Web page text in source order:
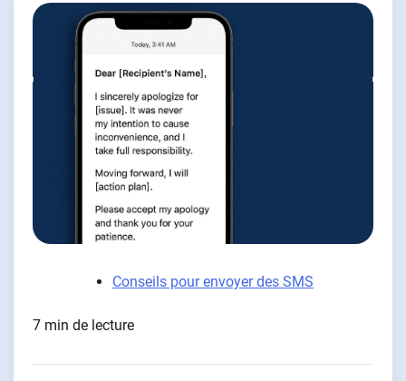
Conseils pour envoyer des SMS
7 min de lecture